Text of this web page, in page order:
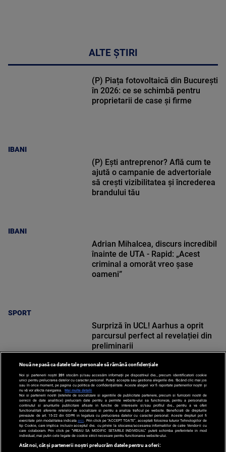
ALTE ȘTIRI
IBANI
(P) Piața fotovoltaică din București
în 2026: ce se schimbă pentru
proprietarii de case și firme
IBANI
(P) Ești antreprenor? Află cum te
ajută o campanie de advertoriale
să crești vizibilitatea și încrederea
brandului tău
SPORT
Adrian Mihalcea, discurs incredibil
înainte de UTA - Rapid: „Acest
criminal a omorât vreo șase
oameni”
SPORT
Surpriză în UCL! Aarhus a oprit
parcursul perfect al revelației din
preliminarii
Nouă ne pasă ca datele tale personale să rămână confidențiale
Noi și partenerii noștri 201 stocăm și/sau accesăm informații pe dispozitivul dvs., precum identificatorii cookie
unici pentru prelucrarea datelor cu caracter personal. Puteți accepta sau gestiona alegerile dvs. făcând clic mai jos
sau în orice moment, pe pagina cu politica de confidențialitate. Aceste alegeri vor fi raportate partenerilor noștri și
nu vă vor afecta navigarea.
Mai multe detalii
Noi si partenerii nostri (retelele de socializare si agentiile de publicitate partenere, precum si furnizorii nostri de
servicii de date analitice) prelucram date pentru a permite website-ului sa functioneze, pentru a personaliza
continutul si anunturile publicitare afisate in functie de interesele si/sau profilul dvs., pentru a va oferi
functionalitati aferente retelelor de socializare si pentru a analiza traficul pe website. Beneficiati de drepturile
prevazute de art. 15-22 din GDPR in legatura cu prelucrarea datelor cu caracter personal. Aceste drepturi pot fi
exercitate prin modalitatea indicataaici . Prin click pe “ACCEPT TOATE”, acceptati folosirea tuturor Tehnologiilor de
tip Cookie, care implica inclusiv acceptul dvs. cu privire la stocarea/accesarea informatiilor de catre Vendor-ii cu
care colaboram. Prin click pe “VREAU SA MODIFIC SETARILE INDIVIDUAL” puteti schimba preferintele in mod
individual, mai putin cele legate de cookie strict necesare pentru functionarea website-ului.
Atât noi, cât și partenerii noștri prelucrăm datele pentru a oferi: